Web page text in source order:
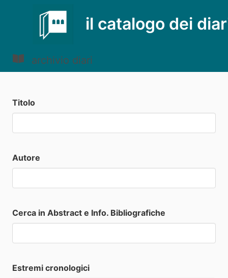
il catalogo dei
archivio diari
Titolo
Autore
Cerca in Abstract e Info. Bibliografiche
Estremi cronologici